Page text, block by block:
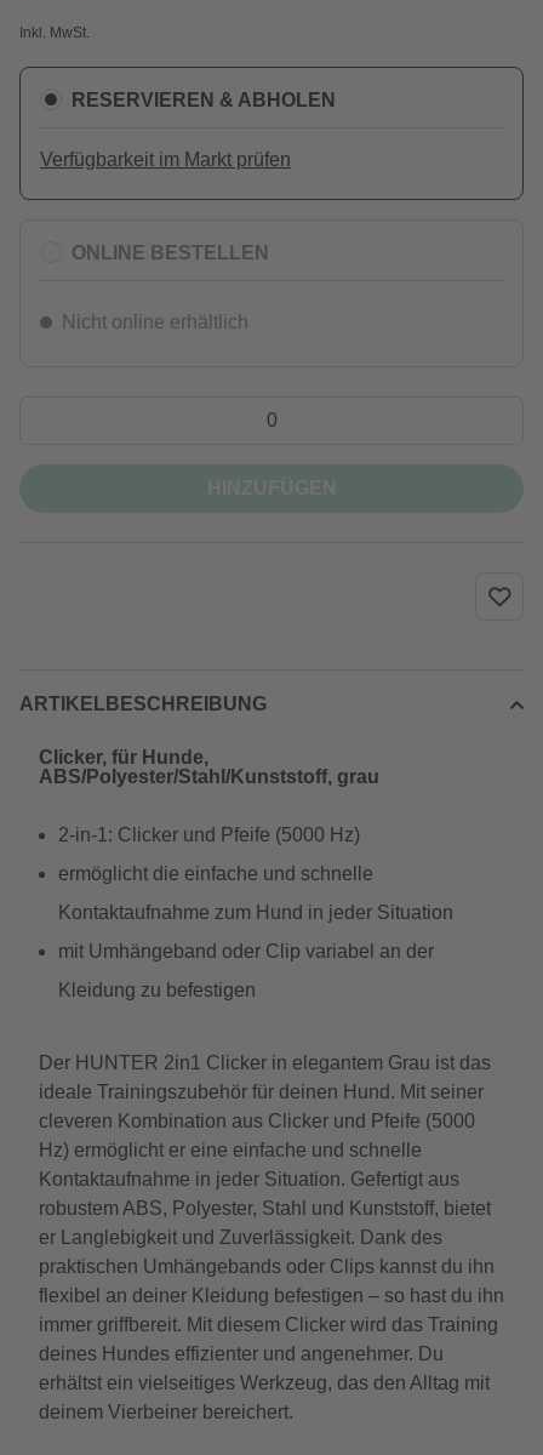
Inkl. MwSt.
RESERVIEREN & ABHOLEN
Verfügbarkeit im Markt prüfen
ONLINE BESTELLEN
Nicht online erhältlich
ARTIKELBESCHREIBUNG
Clicker, für Hunde,
ABS/Polyester/Stahl/Kunststoff, grau
2-in-1: Clicker und Pfeife (5000 Hz)
ermöglicht die einfache und schnelle
Kontaktaufnahme zum Hund in jeder Situation
mit Umhängeband oder Clip variabel an der
Kleidung zu befestigen
Der HUNTER 2in1 Clicker in elegantem Grau ist das
ideale Trainingszubehör für deinen Hund. Mit seiner
cleveren Kombination aus Clicker und Pfeife (5000
Hz) ermöglicht er eine einfache und schnelle
Kontaktaufnahme in jeder Situation. Gefertigt aus
robustem ABS, Polyester, Stahl und Kunststoff, bietet
er Langlebigkeit und Zuverlässigkeit. Dank des
praktischen Umhängebands oder Clips kannst du ihn
flexibel an deiner Kleidung befestigen – so hast du ihn
immer griffbereit. Mit diesem Clicker wird das Training
deines Hundes effizienter und angenehmer. Du
erhältst ein vielseitiges Werkzeug, das den Alltag mit
deinem Vierbeiner bereichert.